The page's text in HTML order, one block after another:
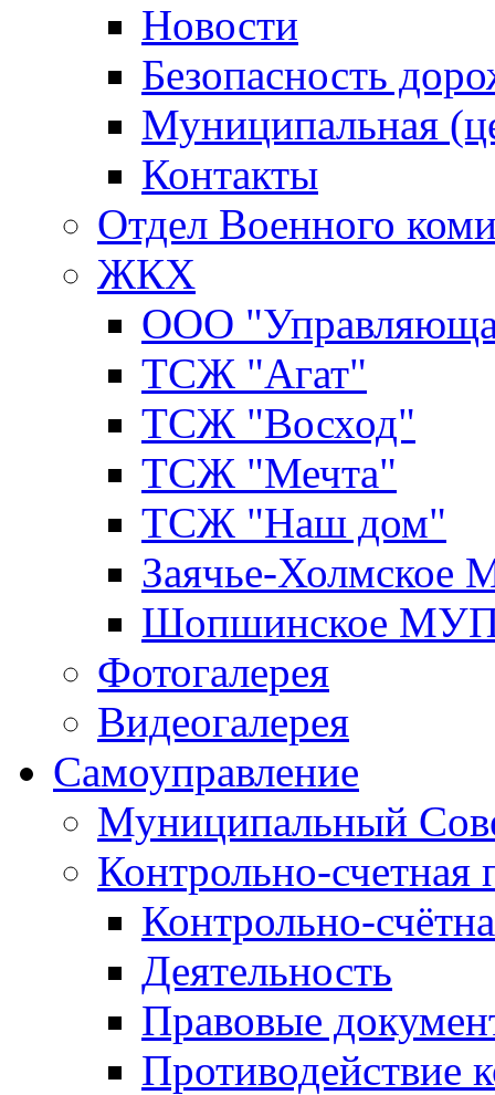
Новости
Безопасность
Муниципальная
Контакты
Отдел Военного
ЖКХ
ООО
ТСЖ "Агат"
ТСЖ "Восход"
ТСЖ "Мечта"
ТСЖ "Наш дом"
Заячье-
Шопшинское
Фотогалерея
Видеогалерея
Самоуправление
Муниципальный
Контрольно-счетная
Контрольно-
Деятельность
Правовые
Противодействие